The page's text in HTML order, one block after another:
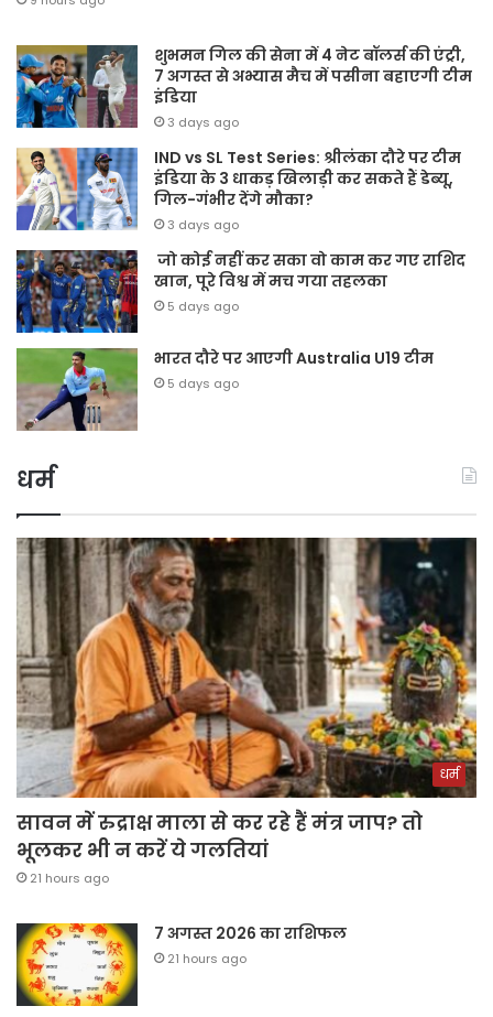
शुभमन गिल की सेना में 4 नेट बॉलर्स की एंट्री,
7 अगस्त से अभ्यास मैच में पसीना बहाएगी टीम
इंडिया
3 days ago
IND vs SL Test Series: श्रीलंका दौरे पर टीम
इंडिया के 3 धाकड़ खिलाड़ी कर सकते हैं डेब्यू,
गिल-गंभीर देंगे मौका?
3 days ago
जो कोई नहीं कर सका वो काम कर गए राशिद
खान, पूरे विश्व में मच गया तहलका
5 days ago
भारत दौरे पर आएगी Australia U19 टीम
5 days ago
धर्म
धर्म
सावन में रुद्राक्ष माला से कर रहे हैं मंत्र जाप? तो
भूलकर भी न करें ये गलतियां
21 hours ago
7 अगस्त 2026 का राशिफल
21 hours ago